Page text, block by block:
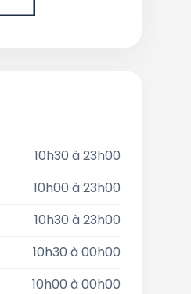
10h30 à 23h00
10h00 à 23h00
10h30 à 23h00
10h30 à 00h00
10h00 à 00h00